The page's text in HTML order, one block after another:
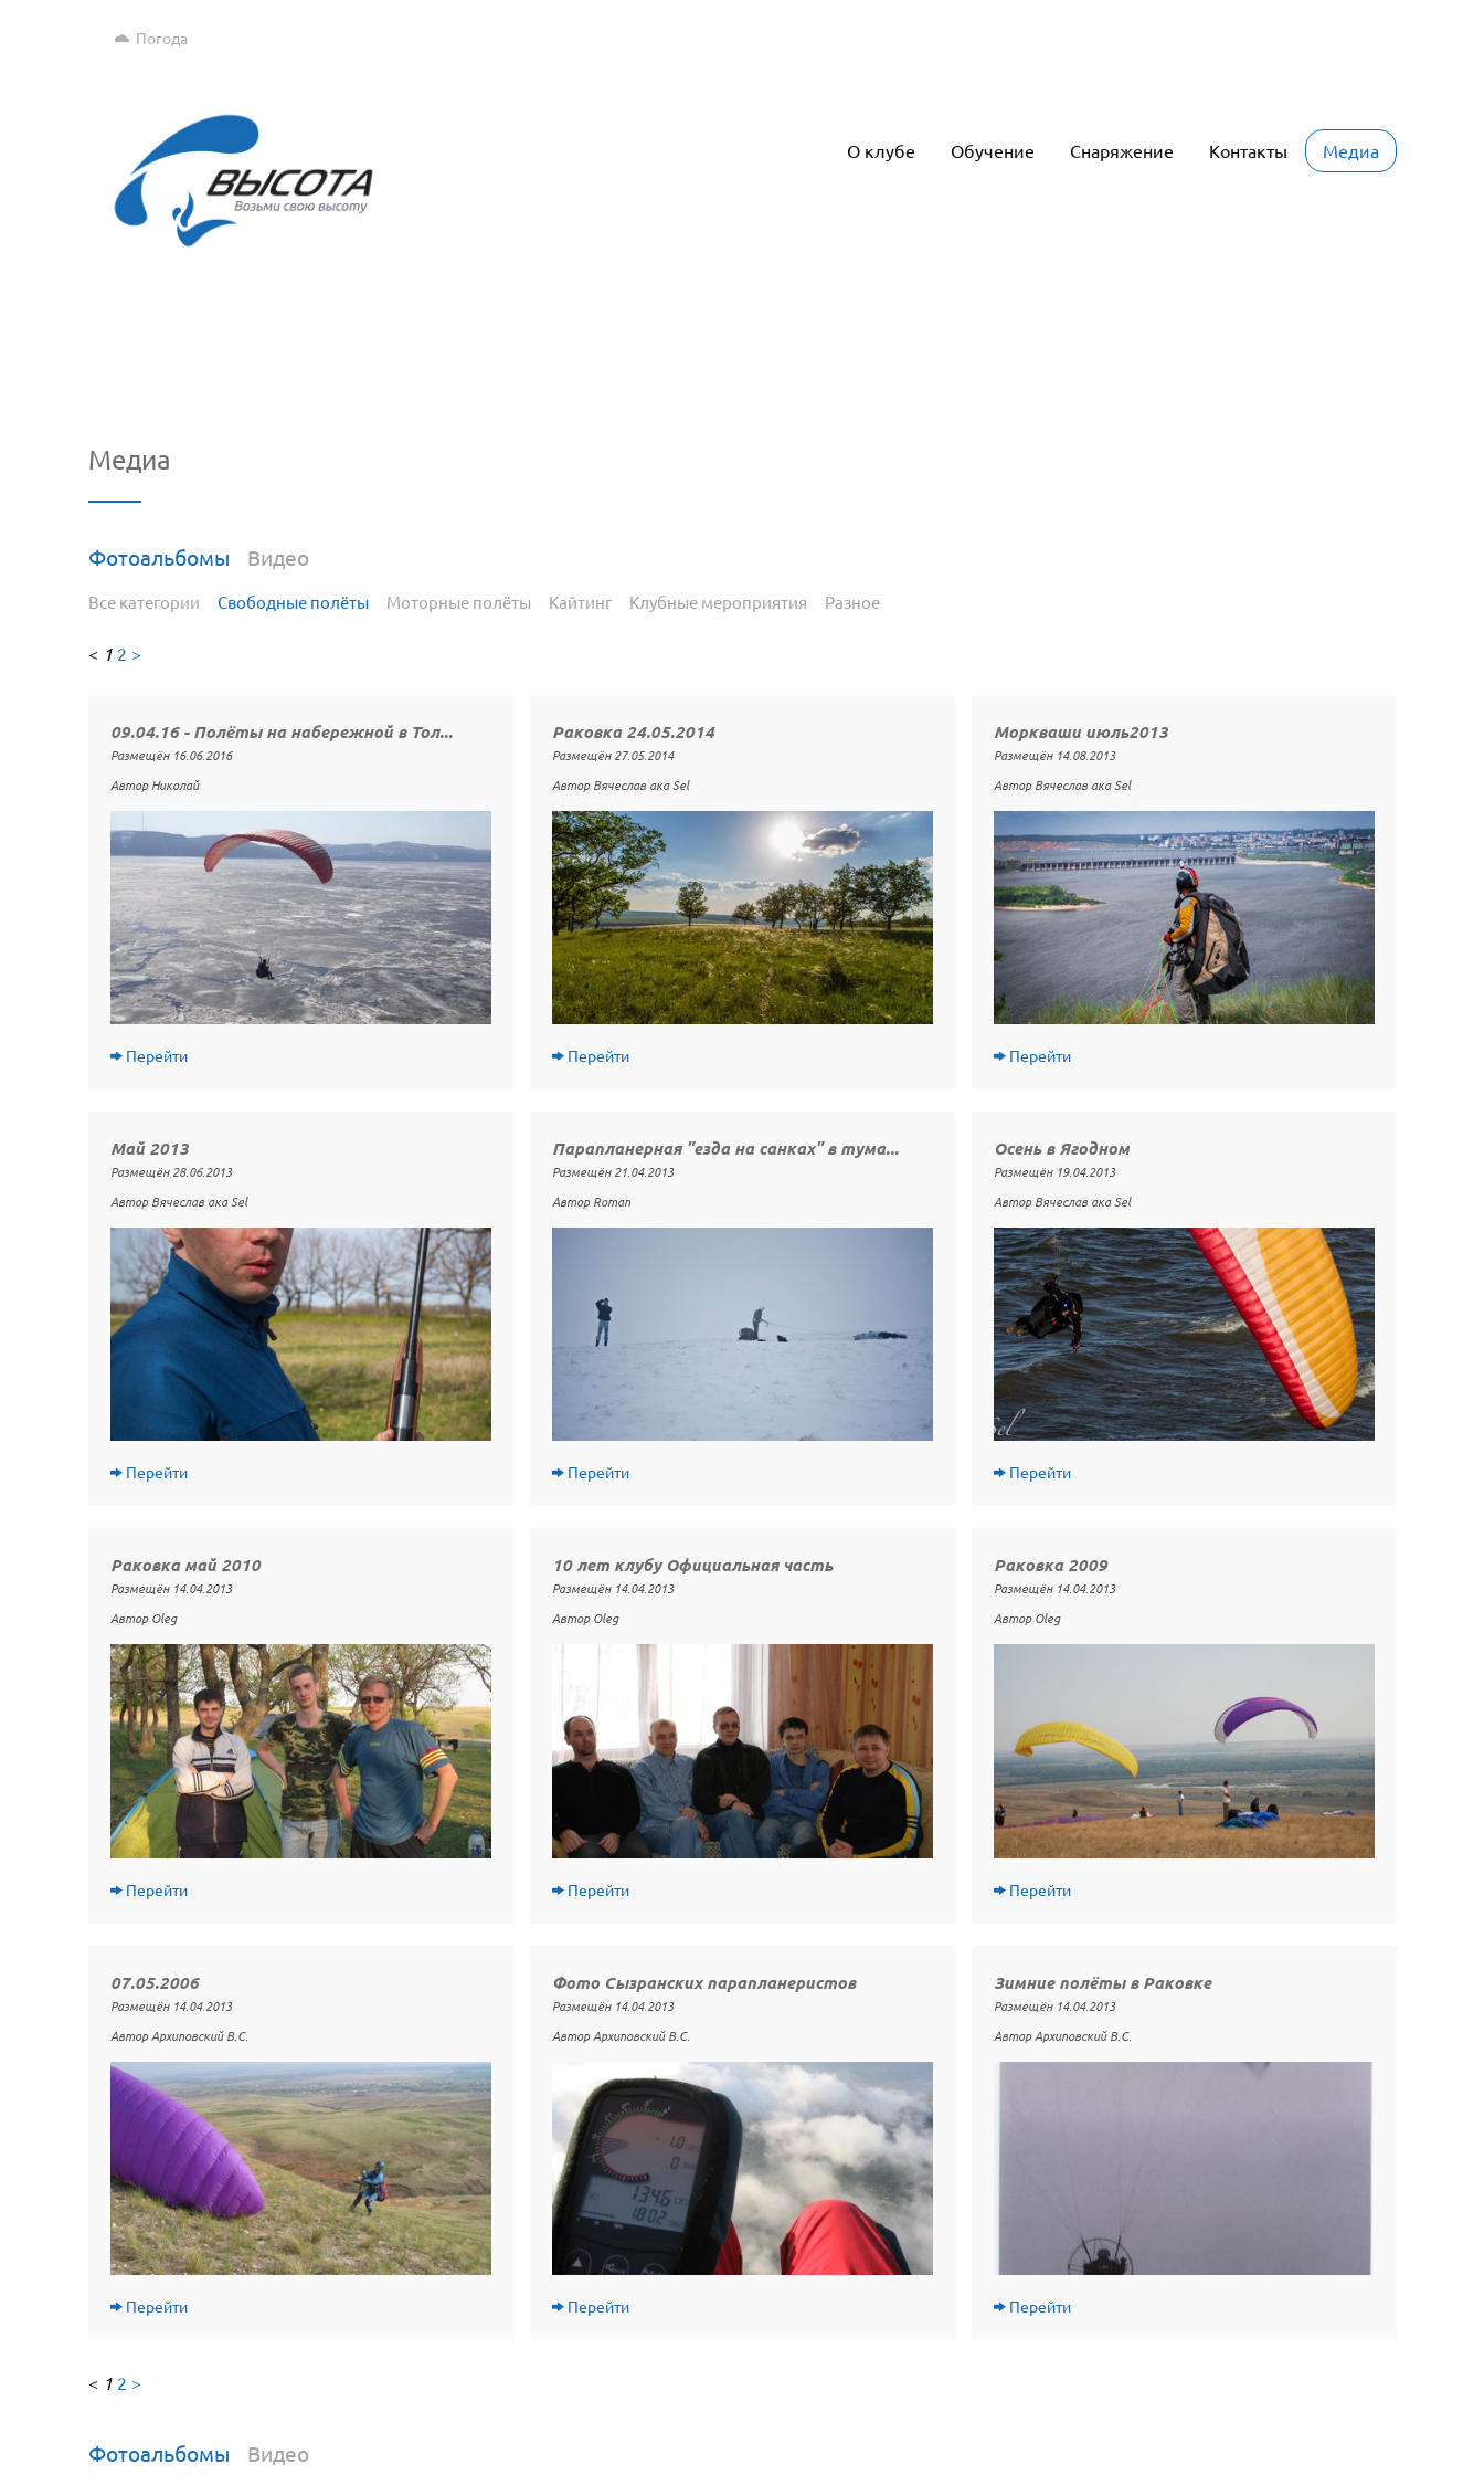
Погода
О клубе Обучение Снаряжение Контакты Медиа
Медиа
Фотоальбомы Видео
Все категории Свободные полёты Моторные полёты Кайтинг Клубные мероприятия Разное
< 1 2 >
09.04.16 - Полёты на набережной в Тол...
Размещён 16.06.2016
Автор Николай
Перейти
Раковка 24.05.2014
Размещён 27.05.2014
Автор Вячеслав ака Sel
Перейти
Моркваши июль2013
Размещён 14.08.2013
Автор Вячеслав ака Sel
Перейти
Май 2013
Размещён 28.06.2013
Автор Вячеслав ака Sel
Перейти
Парапланерная "езда на санках" в тума...
Размещён 21.04.2013
Автор Roman
Перейти
Осень в Ягодном
Размещён 19.04.2013
Автор Вячеслав ака Sel
Перейти
Раковка май 2010
Размещён 14.04.2013
Автор Oleg
Перейти
10 лет клубу Официальная часть
Размещён 14.04.2013
Автор Oleg
Перейти
Раковка 2009
Размещён 14.04.2013
Автор Oleg
Перейти
07.05.2006
Размещён 14.04.2013
Автор Архиповский В.С.
Перейти
Фото Сызранских парапланеристов
Размещён 14.04.2013
Автор Архиповский В.С.
Перейти
Зимние полёты в Раковке
Размещён 14.04.2013
Автор Архиповский В.С.
Перейти
< 1 2 >
Фотоальбомы Видео